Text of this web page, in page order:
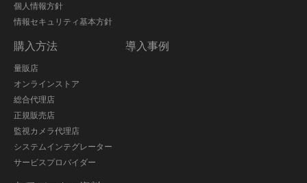
個人情報方針
情報セキュリティ基本方針
購入方法
量販店
オンラインストア
総合代理店
正規販売店
監視カメラ代理店
システムインテグレーター
サービスプロバイダー
導入事例